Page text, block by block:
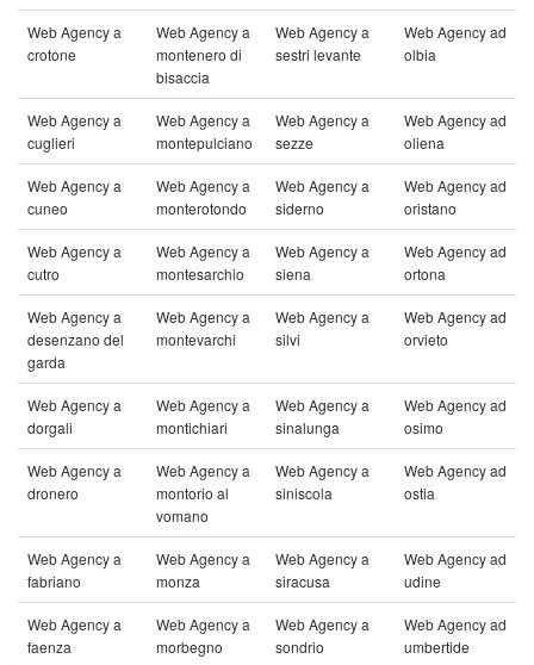
Web Agency a
crotone
Web Agency a
montenero di
bisaccia
Web Agency a
sestri levante
Web Agency ad
olbia
Web Agency a
cuglieri
Web Agency a
montepulciano
Web Agency a
sezze
Web Agency ad
oliena
Web Agency a
cuneo
Web Agency a
monterotondo
Web Agency a
siderno
Web Agency ad
oristano
Web Agency a
cutro
Web Agency a
montesarchio
Web Agency a
siena
Web Agency ad
ortona
Web Agency a
desenzano del
garda
Web Agency a
montevarchi
Web Agency a
silvi
Web Agency ad
orvieto
Web Agency a
dorgali
Web Agency a
montichiari
Web Agency a
sinalunga
Web Agency ad
osimo
Web Agency a
dronero
Web Agency a
montorio al
vomano
Web Agency a
siniscola
Web Agency ad
ostia
Web Agency a
fabriano
Web Agency a
monza
Web Agency a
siracusa
Web Agency ad
udine
Web Agency a
faenza
Web Agency a
morbegno
Web Agency a
sondrio
Web Agency ad
umbertide